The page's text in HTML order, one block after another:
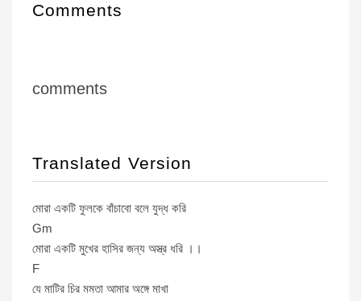
Comments
comments
Translated Version
মোরা একটি ফুলকে বাঁচাবো বলে যুদ্ধ করি
Gm
মোরা একটি মুখের হাসির জন্য অস্ত্র ধরি ।।
F
যে মাটির চির মমতা আমার অঙ্গে মাখা